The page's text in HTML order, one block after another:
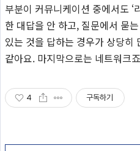
부분이 커뮤니케이션 중에서도 ‘
한 대답을 안 하고, 질문에서 묻
있는 것을 답하는 경우가 상당히
같아요. 마지막으로는 네트워크
4 구독하기